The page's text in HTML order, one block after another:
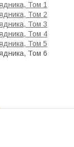
Том 1
Том 2
Том 3
Том 4
Том 5
Том 6